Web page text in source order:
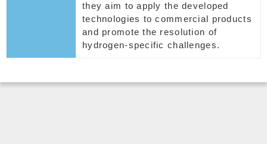
they aim to apply the developed
technologies to commercial products
and promote the resolution of
hydrogen-specific challenges.